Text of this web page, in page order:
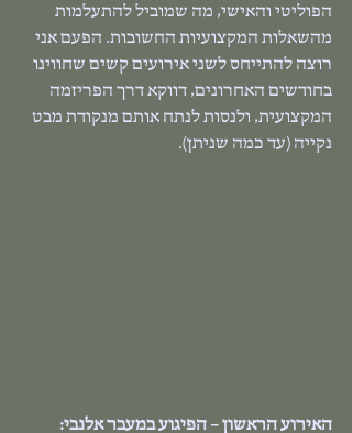
הפוליטי והאישי, מה שמוביל להתעלמות
מהשאלות המקצועיות החשובות. הפעם אני
רוצה להתייחס לשני אירועים קשים שחווינו
בחודשים האחרונים, דווקא דרך הפריזמה
המקצועית, ולנסות לנתח אותם מנקודת מבט
נקייה (עד כמה שניתן).
האירוע הראשון – הפיגוע במעבר אלנבי: